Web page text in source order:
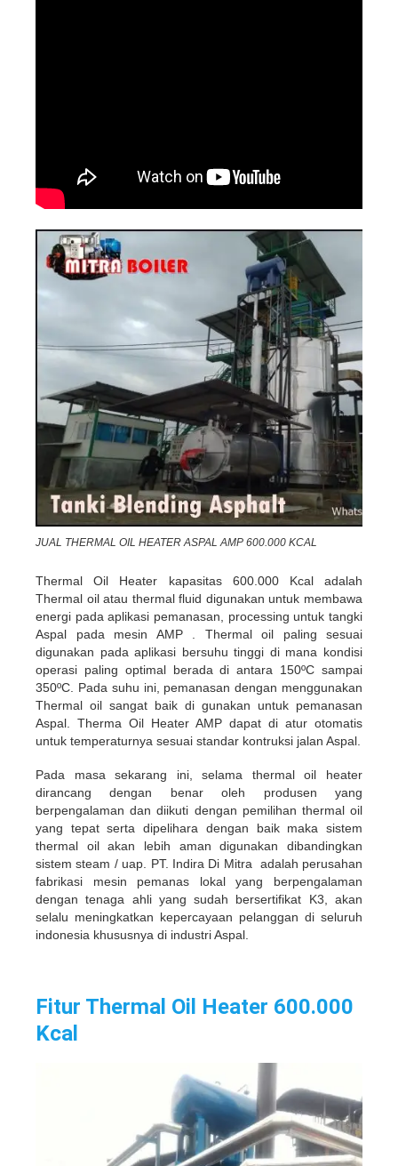
JUAL THERMAL OIL HEATER ASPAL AMP 600.000 KCAL
Thermal Oil Heater kapasitas 600.000 Kcal adalah
Thermal oil atau thermal fluid digunakan untuk membawa
energi pada aplikasi pemanasan, processing untuk tangki
Aspal pada mesin AMP . Thermal oil paling sesuai
digunakan pada aplikasi bersuhu tinggi di mana kondisi
operasi paling optimal berada di antara 150ºC sampai
350ºC. Pada suhu ini, pemanasan dengan menggunakan
Thermal oil sangat baik di gunakan untuk pemanasan
Aspal. Therma Oil Heater AMP dapat di atur otomatis
untuk temperaturnya sesuai standar kontruksi jalan Aspal.
Pada masa sekarang ini, selama thermal oil heater
dirancang dengan benar oleh produsen yang
berpengalaman dan diikuti dengan pemilihan thermal oil
yang tepat serta dipelihara dengan baik maka sistem
thermal oil akan lebih aman digunakan dibandingkan
sistem steam / uap. PT. Indira Di Mitra adalah perusahan
fabrikasi mesin pemanas lokal yang berpengalaman
dengan tenaga ahli yang sudah bersertifikat K3, akan
selalu meningkatkan kepercayaan pelanggan di seluruh
indonesia khususnya di industri Aspal.
Fitur Thermal Oil Heater 600.000
Kcal